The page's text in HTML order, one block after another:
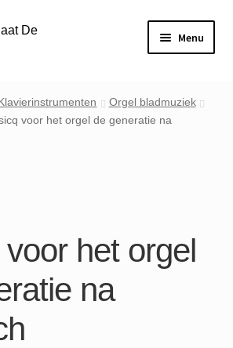
Menu
Orgel bladmuziek
voor het orgel de generatie na
het orgel
na